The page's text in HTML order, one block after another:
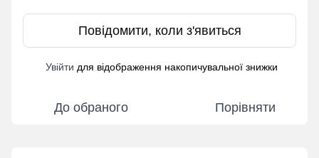
Повідомити, коли з'явиться
Увійти для відображення накопичувальної знижки
До обраного Порівняти